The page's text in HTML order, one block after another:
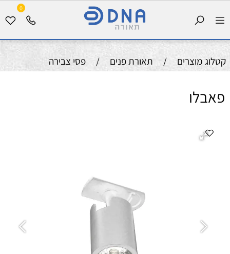
0
קטלוג מוצרים / תאורת פנים / פסי צבירה
פאבלו